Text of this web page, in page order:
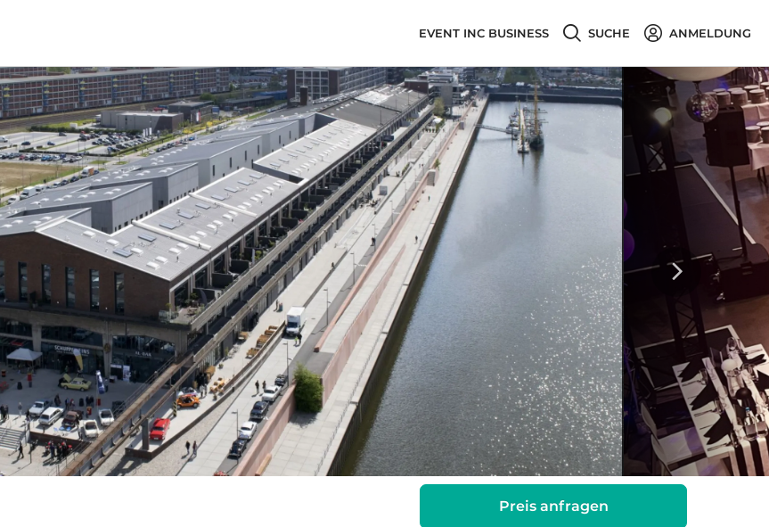
EVENT INC BUSINESS SUCHE ANMELDUNG
Preis anfragen